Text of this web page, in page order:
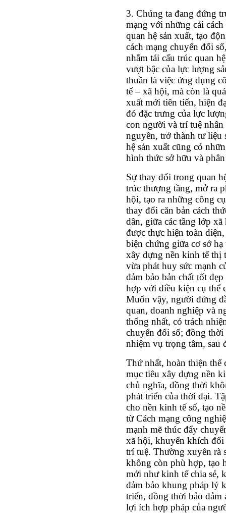
3. Chúng ta đang đứng
mạng với những cải
quan hệ sản xuất, tạo
cách mạng chuyển đổi
nhằm tái cấu trúc quan
vượt bậc của lực lượng
thuần là việc ứng dụng
tế – xã hội, mà còn là
xuất mới tiên tiến, hiện
đó đặc trưng của lực
con người và trí tuệ
nguyên, trở thành tư liệu
hệ sản xuất cũng có
hình thức sở hữu và
Sự thay đổi trong quan
trúc thượng tầng, mở ra
hội, tạo ra những công
thay đổi căn bản cách
dân, giữa các tầng lớp
được thực hiện toàn
biện chứng giữa cơ sở
xây dựng nền kinh tế thị
vừa phát huy sức mạnh
đảm bảo bản chất tốt
hợp với điều kiện cụ thể
Muốn vậy, người đứng
quan, doanh nghiệp và
thống nhất, có trách
chuyển đổi số; đồng
nhiệm vụ trọng tâm, sau
Thứ nhất, hoàn thiện thể
mục tiêu xây dựng nền
chủ nghĩa, đồng thời
phát triển của thời đại.
cho nền kinh tế số, tạo
từ Cách mạng công
mạnh mẽ thúc đẩy
xã hội, khuyến khích đổi
trí tuệ. Thường xuyên rà
không còn phù hợp, tạo
mới như kinh tế chia sẻ,
đảm bảo khung pháp lý
triển, đồng thời bảo đảm
lợi ích hợp pháp của